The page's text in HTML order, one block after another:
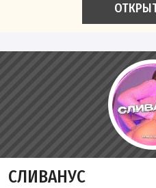
СЛИВАНУС